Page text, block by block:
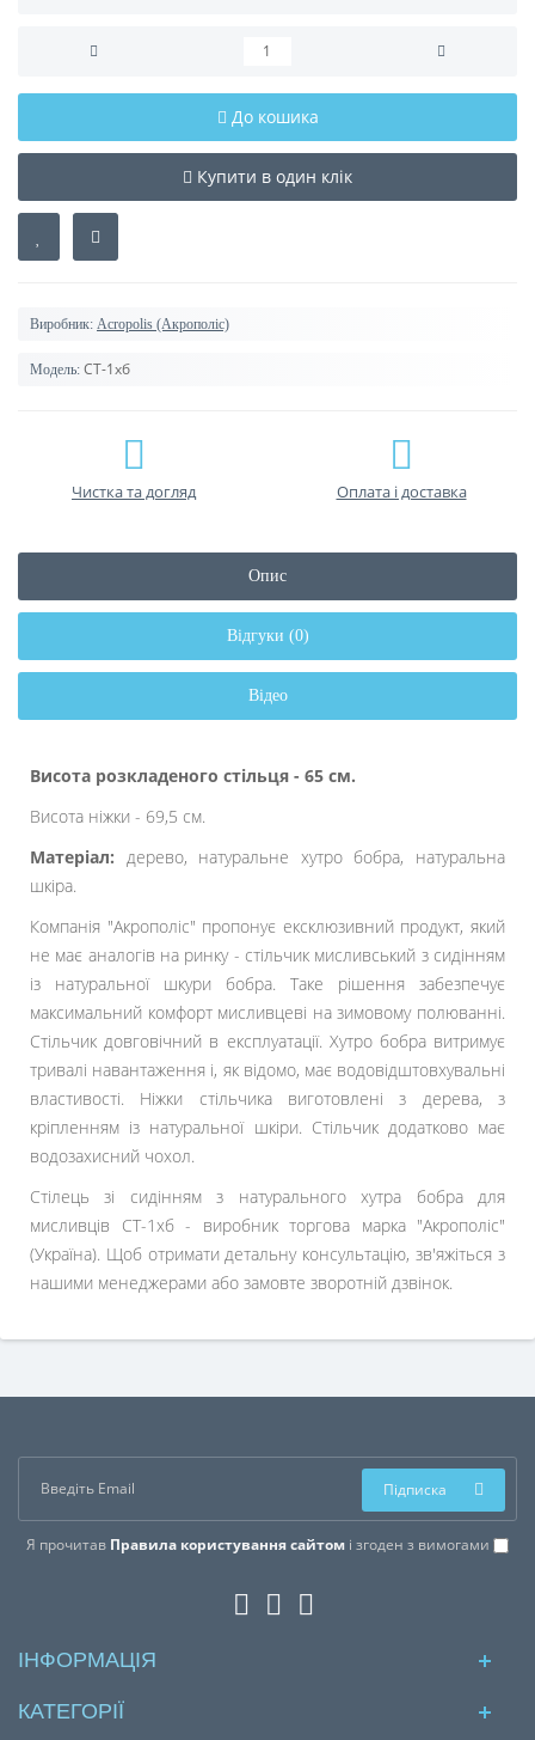
До кошика
Купити в один клік
Виробник: Acropolis (Акрополіс)
Модель: СТ-1хб
Чистка та догляд Оплата і доставка
Опис
Відгуки (0)
Відео
Висота розкладеного стільця - 65 см.
Висота ніжки - 69,5 см.
Матеріал: дерево, натуральне хутро бобра, натуральна
шкіра.
Компанія "Акрополіс" пропонує ексклюзивний продукт, який
не має аналогів на ринку - стільчик мисливський з сидінням
із натуральної шкури бобра. Таке рішення забезпечує
максимальний комфорт мисливцеві на зимовому полюванні.
Стільчик довговічний в експлуатації. Хутро бобра витримує
тривалі навантаження і, як відомо, має водовідштовхувальні
властивості. Ніжки стільчика виготовлені з дерева, з
кріпленням із натуральної шкіри. Стільчик додатково має
водозахисний чохол.
Стілець зі сидінням з натурального хутра бобра для
мисливців СТ-1хб - виробник торгова марка "Акрополіс"
(Україна). Щоб отримати детальну консультацію, зв'яжіться з
нашими менеджерами або замовте зворотній дзвінок.
Я прочитав Правила користування сайтом і згоден з вимогами
Підписка
ІНФОРМАЦІЯ
КАТЕГОРІЇ